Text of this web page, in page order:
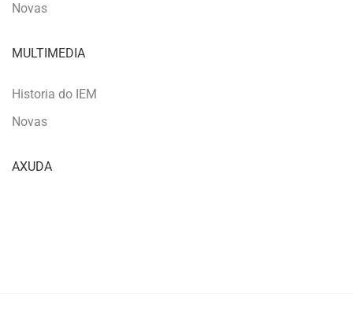
Novas
MULTIMEDIA
Historia do IEM
Novas
AXUDA